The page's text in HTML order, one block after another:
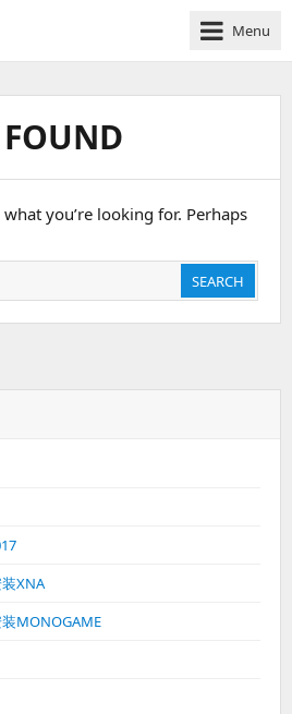
Menu
you’re looking for. Perhaps
SEARCH
XNA
MONOGAME